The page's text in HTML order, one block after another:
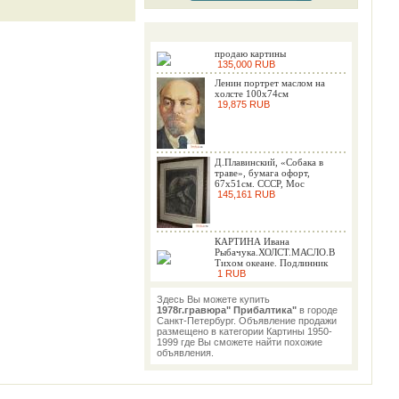
продаю картины
135,000 RUB
Ленин портрет маслом на
холсте 100х74см
19,875 RUB
Д.Плавинский, «Собака в
траве», бумага офорт,
67х51см. СССР, Мос
145,161 RUB
КАРТИНА Ивана
Рыбачука.ХОЛСТ.МАСЛО.В
Тихом океане. Подлинник
1 RUB
Здесь Вы можете купить
1978г.гравюра" Прибалтика" в городе
Санкт-Петербург. Объявление продажи
размещено в категории Картины 1950-
1999 где Вы сможете найти похожие
объявления.